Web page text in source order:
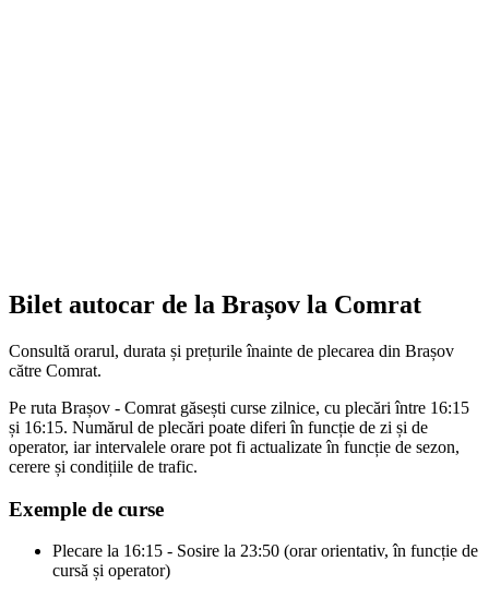
Bilet autocar de la Brașov la Comrat
Consultă orarul, durata și prețurile înainte de plecarea din Brașov
către Comrat.
Pe ruta Brașov - Comrat găsești curse zilnice, cu plecări între 16:15
și 16:15. Numărul de plecări poate diferi în funcție de zi și de
operator, iar intervalele orare pot fi actualizate în funcție de sezon,
cerere și condițiile de trafic.
Exemple de curse
Plecare la 16:15 - Sosire la 23:50 (orar orientativ, în funcție de
cursă și operator)